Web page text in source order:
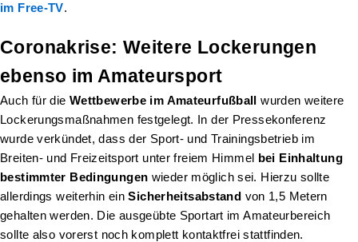
im Free-TV.
Coronakrise: Weitere Lockerungen
ebenso im Amateursport
Auch für die Wettbewerbe im Amateurfußball wurden weitere
Lockerungsmaßnahmen festgelegt. In der Pressekonferenz
wurde verkündet, dass der Sport- und Trainingsbetrieb im
Breiten- und Freizeitsport unter freiem Himmel bei Einhaltung
bestimmter Bedingungen wieder möglich sei. Hierzu sollte
allerdings weiterhin einSicherheitsabstand von 1,5 Metern
gehalten werden. Die ausgeübte Sportart im Amateurbereich
sollte also vorerst noch komplett kontaktfrei stattfinden.